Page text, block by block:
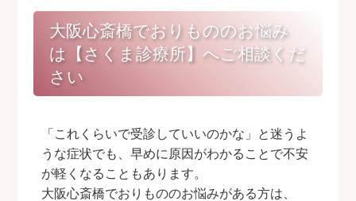
大阪心斎橋でおりもののお悩み
は【さくま診療所】へご相談くだ
さい
「これくらいで受診していいのかな」と迷うよ
うな症状でも、早めに原因がわかることで不安
が軽くなることもあります。
大阪心斎橋でおりもののお悩みがある方は、